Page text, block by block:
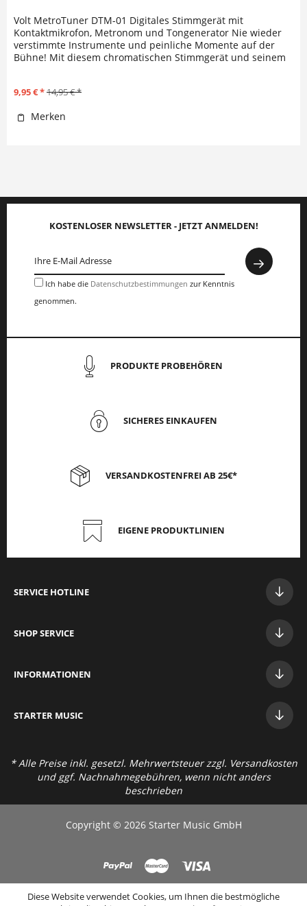
Volt MetroTuner DTM-01 Digitales Stimmgerät mit
Kontaktmikrofon, Metronom und Tongenerator Nie wieder
verstimmte Instrumente und peinliche Momente auf der
Bühne! Mit diesem chromatischen Stimmgerät und seinem
9,95 € *14,95 € *
Merken
KOSTENLOSER NEWSLETTER - JETZT ANMELDEN!
Ich habe die Datenschutzbestimmungen zur Kenntnis
genommen.
PRODUKTE PROBEHÖREN
SICHERES EINKAUFEN
VERSANDKOSTENFREI AB 25€*
EIGENE PRODUKTLINIEN
SERVICE HOTLINE
SHOP SERVICE
INFORMATIONEN
STARTER MUSIC
* Alle Preise inkl. gesetzl. Mehrwertsteuer zzgl. Versandkosten
und ggf. Nachnahmegebühren, wenn nicht anders
beschrieben
Copyright © 2026 Starter Music GmbH
Diese Website verwendet Cookies, um Ihnen die bestmögliche